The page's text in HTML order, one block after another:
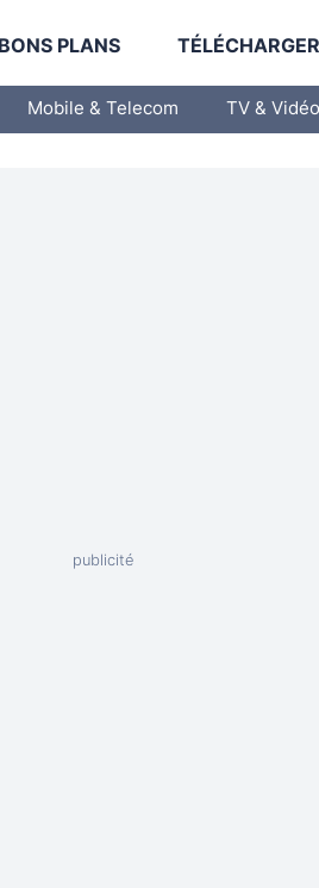
BONS PLANS
Mobile & Telecom TV & Vidéo